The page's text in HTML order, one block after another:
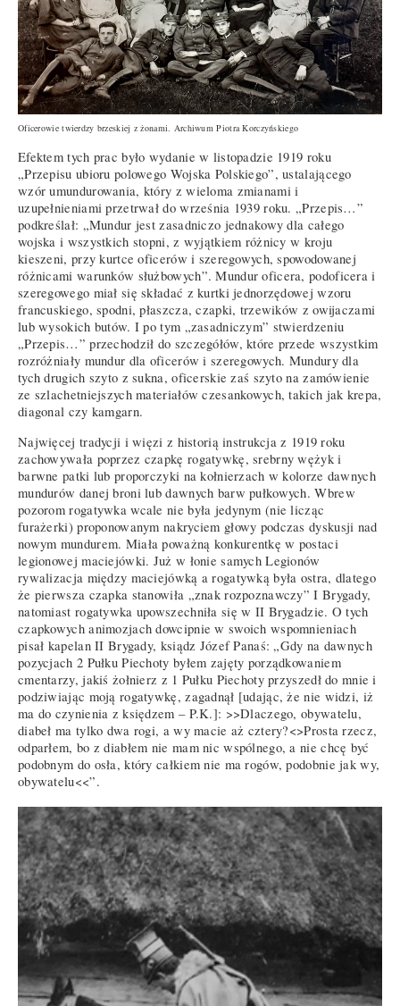
Oficerowie twierdzy brzeskiej z żonami. Archiwum Piotra Korczyńskiego
Efektem tych prac było wydanie w listopadzie 1919 roku
„Przepisu ubioru polowego Wojska Polskiego”, ustalającego
wzór umundurowania, który z wieloma zmianami i
uzupełnieniami przetrwał do września 1939 roku. „Przepis…”
podkreślał: „Mundur jest zasadniczo jednakowy dla całego
wojska i wszystkich stopni, z wyjątkiem różnicy w kroju
kieszeni, przy kurtce oficerów i szeregowych, spowodowanej
różnicami warunków służbowych”. Mundur oficera, podoficera i
szeregowego miał się składać z kurtki jednorzędowej wzoru
francuskiego, spodni, płaszcza, czapki, trzewików z owijaczami
lub wysokich butów. I po tym „zasadniczym” stwierdzeniu
„Przepis…” przechodził do szczegółów, które przede wszystkim
rozróżniały mundur dla oficerów i szeregowych. Mundury dla
tych drugich szyto z sukna, oficerskie zaś szyto na zamówienie
ze szlachetniejszych materiałów czesankowych, takich jak krepa,
diagonal czy kamgarn.
Najwięcej tradycji i więzi z historią instrukcja z 1919 roku
zachowywała poprzez czapkę rogatywkę, srebrny wężyk i
barwne patki lub proporczyki na kołnierzach w kolorze dawnych
mundurów danej broni lub dawnych barw pułkowych. Wbrew
pozorom rogatywka wcale nie była jedynym (nie licząc
furażerki) proponowanym nakryciem głowy podczas dyskusji nad
nowym mundurem. Miała poważną konkurentkę w postaci
legionowej maciejówki. Już w łonie samych Legionów
rywalizacja między maciejówką a rogatywką była ostra, dlatego
że pierwsza czapka stanowiła „znak rozpoznawczy” I Brygady,
natomiast rogatywka upowszechniła się w II Brygadzie. O tych
czapkowych animozjach dowcipnie w swoich wspomnieniach
pisał kapelan II Brygady, ksiądz Józef Panaś: „Gdy na dawnych
pozycjach 2 Pułku Piechoty byłem zajęty porządkowaniem
cmentarzy, jakiś żołnierz z 1 Pułku Piechoty przyszedł do mnie i
podziwiając moją rogatywkę, zagadnął [udając, że nie widzi, iż
ma do czynienia z księdzem – P.K.]: >>Dlaczego, obywatelu,
diabeł ma tylko dwa rogi, a wy macie aż cztery?<>Prosta rzecz,
odparłem, bo z diabłem nie mam nic wspólnego, a nie chcę być
podobnym do osła, który całkiem nie ma rogów, podobnie jak wy,
obywatelu<<”.